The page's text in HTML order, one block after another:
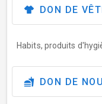
DON DE
Habits, produits
DON DE